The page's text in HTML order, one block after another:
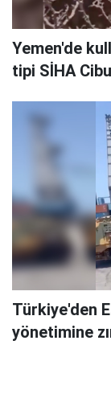
Yemen'de
tipi SİHA
Türkiye'den
yönetimine